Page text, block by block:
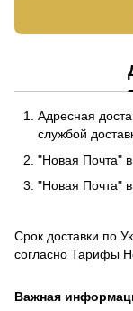
Адресная
службой
"Новая Почта"
"Новая Почта" в
Срок доставки по
согласно Тарифы
Важная